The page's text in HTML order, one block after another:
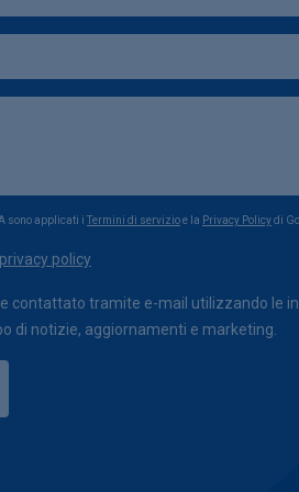
sono applicati i Termini di servizioe la Privacy Policydi
policy
contattato tramite e-mail utilizzando le
di notizie, aggiornamenti e marketing.